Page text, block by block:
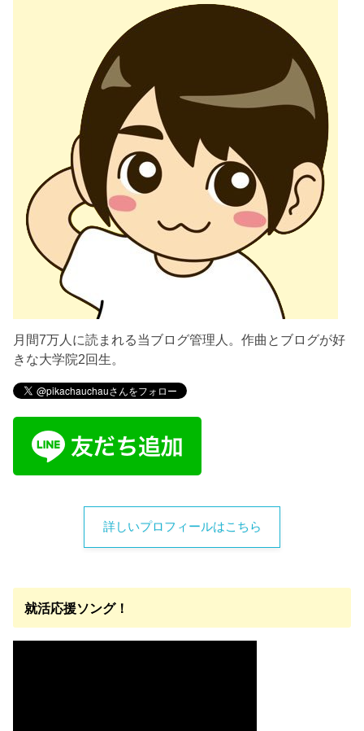
月間7万人に読まれる当ブログ管理人。作曲とブログが好
きな大学院2回生。
詳しいプロフィールはこちら
就活応援ソング！